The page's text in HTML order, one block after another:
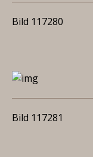
Bild 117280
Bild 117281